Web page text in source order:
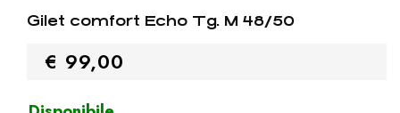
Gilet comfort Echo Tg. M 48/50
€ 99,00